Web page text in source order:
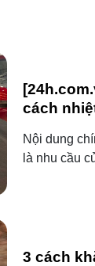
cách
Nội dung
là nhu cầu
3 cách